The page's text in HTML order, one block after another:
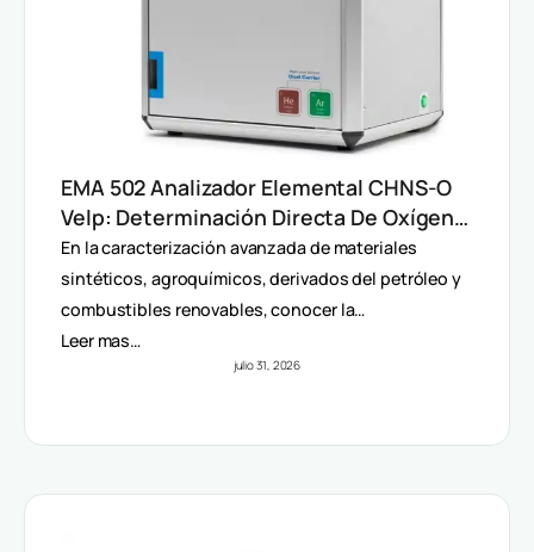
EMA 502 Analizador Elemental CHNS-O
Velp: Determinación Directa De Oxígeno
Y Análisis Multiparámetro
En la caracterización avanzada de materiales
sintéticos, agroquímicos, derivados del petróleo y
combustibles renovables, conocer la…
Leer mas…
julio 31, 2026